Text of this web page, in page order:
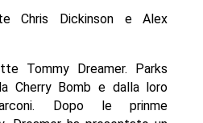
Chris Dickinson e Alex
Tommy Dreamer. Parks
Cherry Bomb e dalla loro
Dopo le prinme